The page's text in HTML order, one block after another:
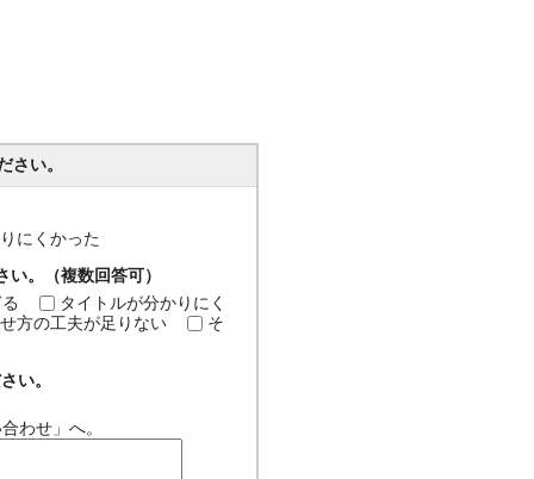
さい。
にくかった
。（複数回答可）
タイトルが分かりにく
方の工夫が足りない
そ
い。
わせ」へ。